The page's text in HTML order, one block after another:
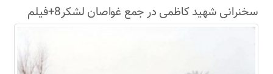
سخنرانی شهید کاظمی در جمع غواصان لشکر8+فیلم